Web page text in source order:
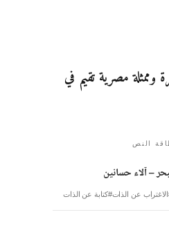
مصرية تقيم في
النص
– آلاء حسانين
عن الذات#كتابة عن الذات